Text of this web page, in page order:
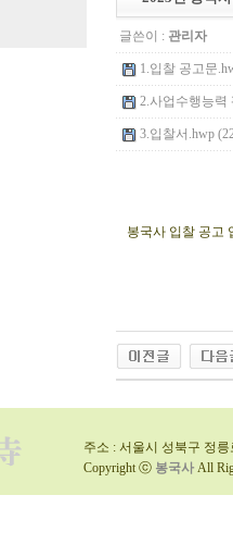
글쓴이 : 관리자
1.입찰 공고문
2.사업수행능력
3.입찰서.hwp
봉국사 입찰 공고
주소 : 서울시 성북구 정릉
Copyright ⓒ 봉국사 All